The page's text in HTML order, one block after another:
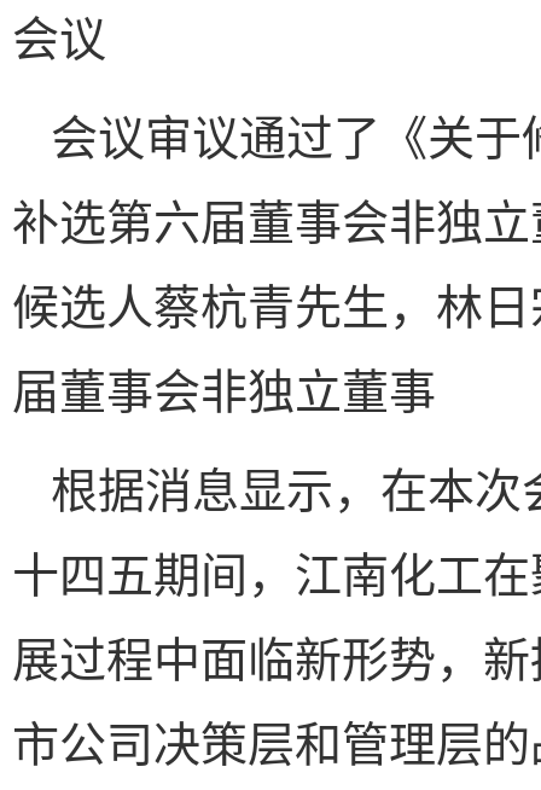
会议
会议审议通过了《关
补选第六届董事会非独
候选人蔡杭青先生，林
届董事会非独立董事
根据消息显示，在本
十四五期间，江南化工
展过程中面临新形势，
市公司决策层和管理层